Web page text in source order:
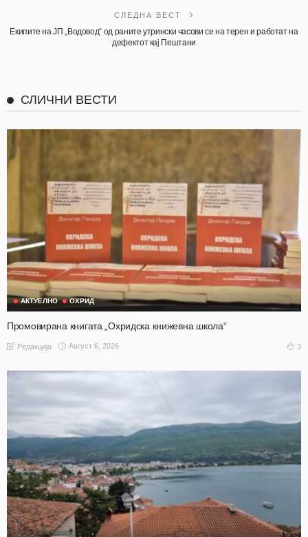
СЛЕДНА ВЕСТ
Екипите на ЈП „Водовод“ од раните утрински часови се на терен и работат на
дефектот кај Пештани
СЛИЧНИ ВЕСТИ
АКТУЕЛНО ОХРИД
Промовирана книгата „Охридска книжевна школа“
Редакција Август 6, 2026 3